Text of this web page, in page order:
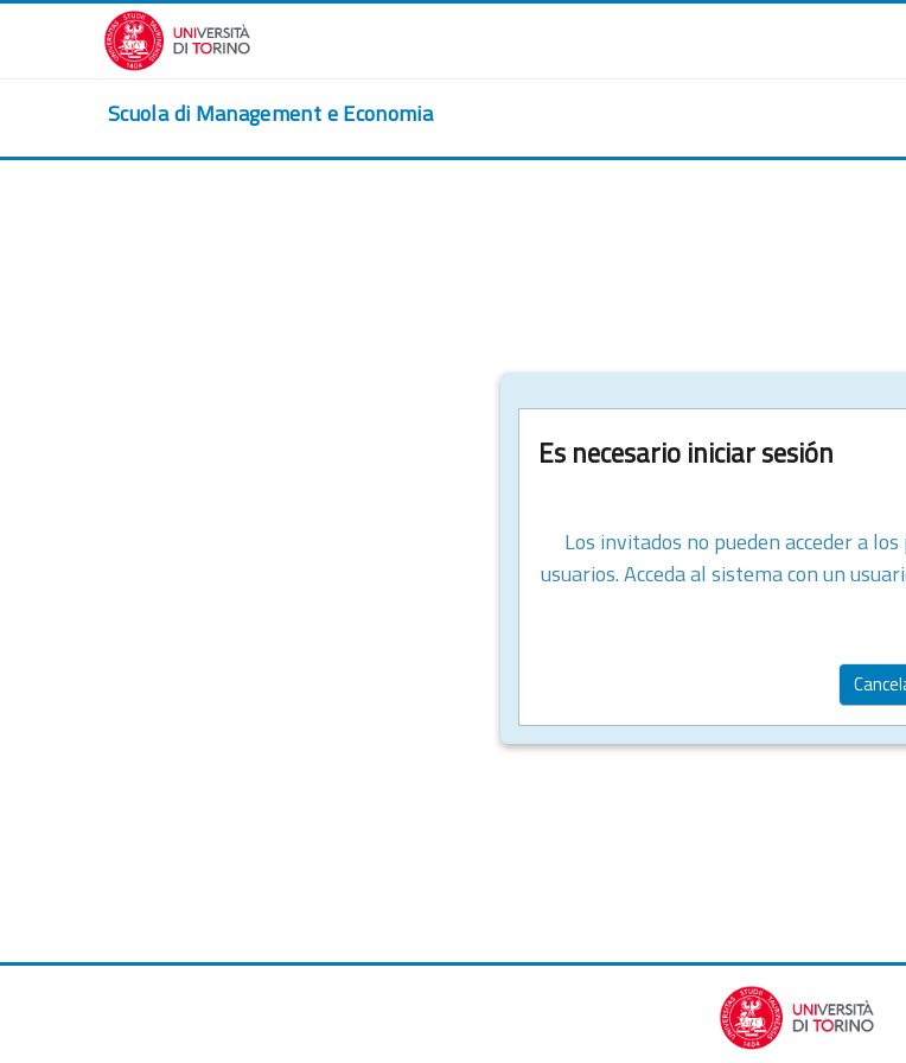
Salta al contenido principal
Scuola di Management e Economia
Es necesario iniciar sesión
Los invitados no pueden acceder a
usuarios. Acceda al sistema con un